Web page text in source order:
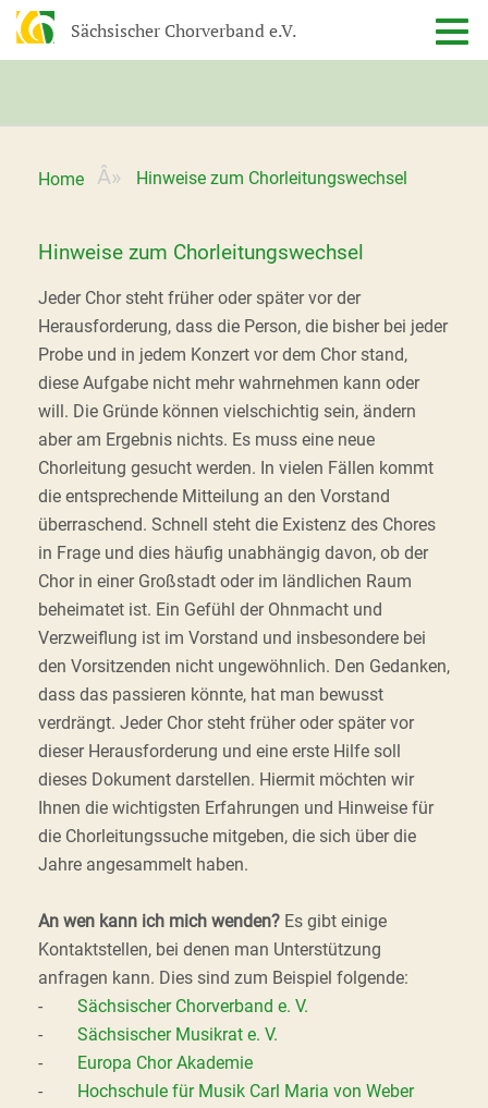
Sächsischer Chorverband e.V.
Home Hinweise zum Chorleitungswechsel
Hinweise zum Chorleitungswechsel
Jeder Chor steht früher oder später vor der
Herausforderung, dass die Person, die bisher bei jeder
Probe und in jedem Konzert vor dem Chor stand,
diese Aufgabe nicht mehr wahrnehmen kann oder
will. Die Gründe können vielschichtig sein, ändern
aber am Ergebnis nichts. Es muss eine neue
Chorleitung gesucht werden. In vielen Fällen kommt
die entsprechende Mitteilung an den Vorstand
überraschend. Schnell steht die Existenz des Chores
in Frage und dies häufig unabhängig davon, ob der
Chor in einer Großstadt oder im ländlichen Raum
beheimatet ist. Ein Gefühl der Ohnmacht und
Verzweiflung ist im Vorstand und insbesondere bei
den Vorsitzenden nicht ungewöhnlich. Den Gedanken,
dass das passieren könnte, hat man bewusst
verdrängt. Jeder Chor steht früher oder später vor
dieser Herausforderung und eine erste Hilfe soll
dieses Dokument darstellen. Hiermit möchten wir
Ihnen die wichtigsten Erfahrungen und Hinweise für
die Chorleitungssuche mitgeben, die sich über die
Jahre angesammelt haben.
An wen kann ich mich wenden? Es gibt einige
Kontaktstellen, bei denen man Unterstützung
anfragen kann. Dies sind zum Beispiel folgende:
- Sächsischer Chorverband e. V.
- Sächsischer Musikrat e. V.
- Europa Chor Akademie
- Hochschule für Musik Carl Maria von Weber